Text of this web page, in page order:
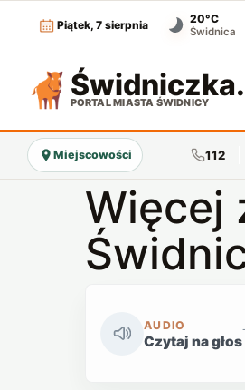
Piątek, 7 sierpnia
20°C
Świdnica
Świdniczka
PORTAL MIASTA ŚWIDNICY
Miejscowości 112
Więcej
AUDIO
Czytaj na głos